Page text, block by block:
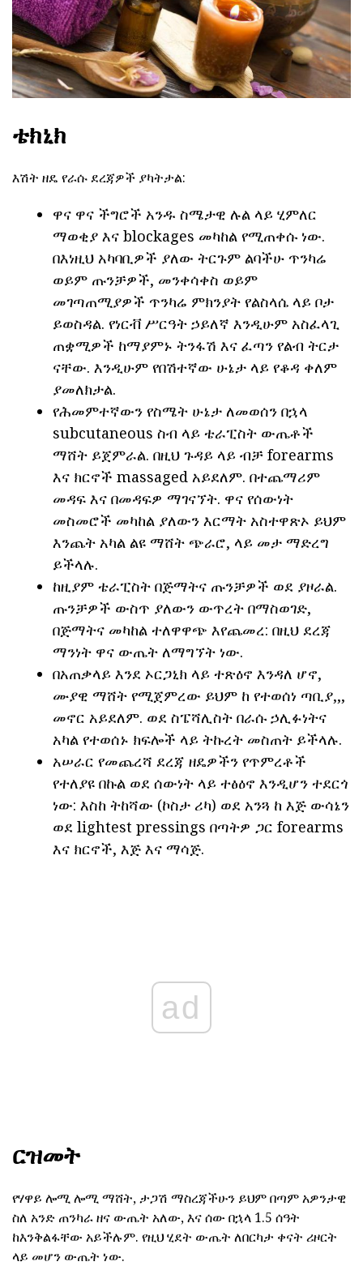
ቴክኒክ
እሽት ዘዴ የራሱ ደረጃዎች ያካትታል:
ዋና ዋና ችግሮች አንዱ ስሜታዊ ሉል ላይ ሂምለር
ማወቂያ እና blockages መካከል የሚጠቀሱ ነው.
በእነዚህ አካባቢዎች ያለው ትርጉም ልባችሁ ጥንካሬ
ወይም ጡንቻዎች, መንቀሳቀስ ወይም
መገጣጠሚያዎች ጥንካሬ ምክንያት የልስላሴ ላይ ቦታ
ይወስዳል. የነርቭ ሥርዓት ኃይለኛ እንዲሁም አስፈላጊ
ጠቋሚዎች ከማያምኑ ትንፋሽ እና ፈጣን የልብ ትርታ
ናቸው. እንዲሁም የበሽተኛው ሁኔታ ላይ የቆዳ ቀለም
ያመለክታል.
የሕመምተኛውን የስሜት ሁኔታ ለመወሰን በኋላ
subcutaneous ስብ ላይ ቴራፒስት ውጤቶች
ማሸት ይጀምራል. በዚህ ጉዳይ ላይ ብቻ forearms
እና ክርኖች massaged አይደለም. በተጨማሪም
መዳፍ እና በመዳፍዎ ማገናኘት. ዋና የሰውነት
መስመሮች መካከል ያለውን እርማት አስተዋጽኦ ይህም
እንጨት አካል ልዩ ማሸት ጭራሮ, ላይ መታ ማድረግ
ይችላሉ.
ከዚያም ቴራፒስት በጅማትና ጡንቻዎች ወደ ያዞራል.
ጡንቻዎች ውስጥ ያለውን ውጥረት በማስወገድ,
በጅማትና መካከል ተለዋዋጭ እየጨመረ: በዚህ ደረጃ
ማንነት ዋና ውጤት ለማግኘት ነው.
በአጠቃላይ እንደ ኦርጋኒክ ላይ ተጽዕኖ እንዳለ ሆኖ,
ሙያዊ ማሸት የሚጀምረው ይህም ከ የተወሰነ ጣቢያ,,,
መኖር አይደለም. ወደ ስፔሻሊስት በራሱ ኃሊፉነትና
አካል የተወሰኑ ክፍሎች ላይ ትኩረት መስጠት ይችላሉ.
አሠራር የመጨረሻ ደረጃ ዘዴዎችን የጥምረቶች
የተለያዩ በኩል ወደ ሰውነት ላይ ተፅዕኖ እንዲሆን ተደርጎ
ነው: እስከ ትከሻው (ኮስታ ሪካ) ወደ አንጓ ከ እጅ ውሳኔን
ወደ lightest pressings በጣትዎ ጋር forearms
እና ክርኖች, እጅ እና ማሳጅ.
ad
ርዝመት
የሃዋይ ሎሚ ሎሚ ማሸት, ታጋሽ ማስረጃችሁን ይህም በጣም አዎንታዊ
ስለ አንድ ጠንካራ ዘና ውጤት አለው, እና ሰው በኋላ 1.5 ሰዓት
ከእንቅልፋቸው አይችሉም. የዚህ ሂደት ውጤት ለበርካታ ቀናት ሪዞርት
ላይ መሆን ውጤት ነው.